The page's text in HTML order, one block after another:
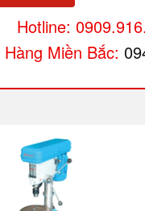
Hotline:
Miền Bắc: